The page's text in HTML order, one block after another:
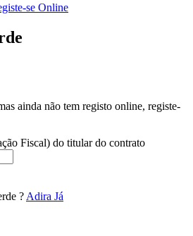
se Online
ainda não tem registo online, registe-
Fiscal) do titular do contrato
? Adira Já